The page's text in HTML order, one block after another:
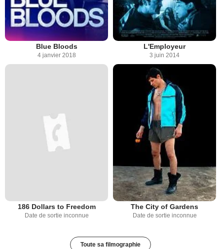
Blue Bloods
4 janvier 2018
L'Employeur
3 juin 2014
186 Dollars to Freedom
Date de sortie inconnue
The City of Gardens
Date de sortie inconnue
Toute sa filmographie